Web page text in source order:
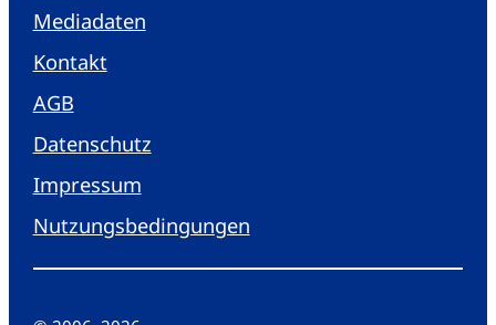
Mediadaten
Kontakt
AGB
Datenschutz
Impressum
Nutzungsbedingungen